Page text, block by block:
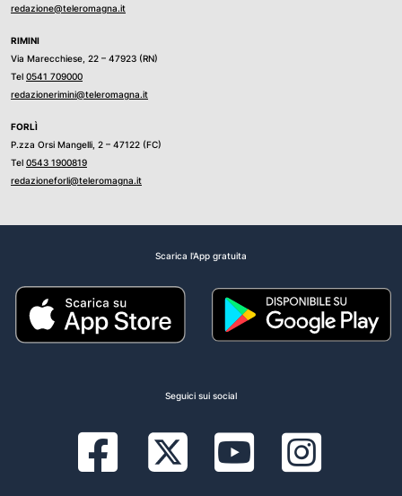
redazione@teleromagna.it
RIMINI
Via Marecchiese, 22 – 47923 (RN)
Tel 0541 709000
redazionerimini@teleromagna.it
FORLÌ
P.zza Orsi Mangelli, 2 – 47122 (FC)
Tel 0543 1900819
redazioneforli@teleromagna.it
Scarica l'App gratuita
Seguici sui social